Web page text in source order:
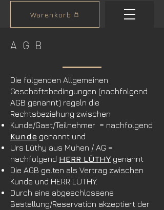
Warenkorb
AGB
Die folgenden Allgemeinen
Geschäftsbedingungen (nachfolgend
AGB genannt) regeln die
Rechtsbeziehung zwischen
Kunde/Gast/Teilnehmer = nachfolgend
Kunde genannt und
Urs Lüthy aus Muhen / AG =
nachfolgend HERR LÜTHY genannt
Die AGB gelten als Vertrag zwischen
Kunde und HERR LÜTHY.
Durch eine abgeschlossene
Bestellung/Reservation akzeptiert der